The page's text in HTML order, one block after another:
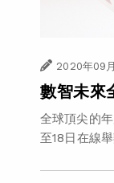
2020年09
數智未來
全球頂尖的
至18日在線